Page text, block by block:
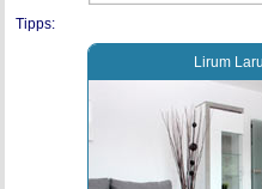
Tipps:
Lirum